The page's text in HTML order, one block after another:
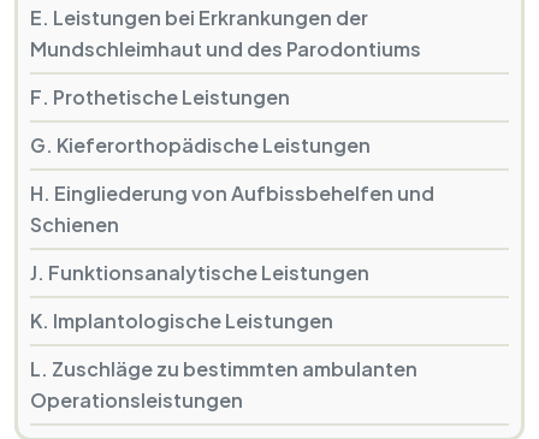
E. Leistungen bei Erkrankungen der
Mundschleimhaut und des Parodontiums
F. Prothetische Leistungen
G. Kieferorthopädische Leistungen
H. Eingliederung von Aufbissbehelfen und
Schienen
J. Funktionsanalytische Leistungen
K. Implantologische Leistungen
L. Zuschläge zu bestimmten ambulanten
Operationsleistungen